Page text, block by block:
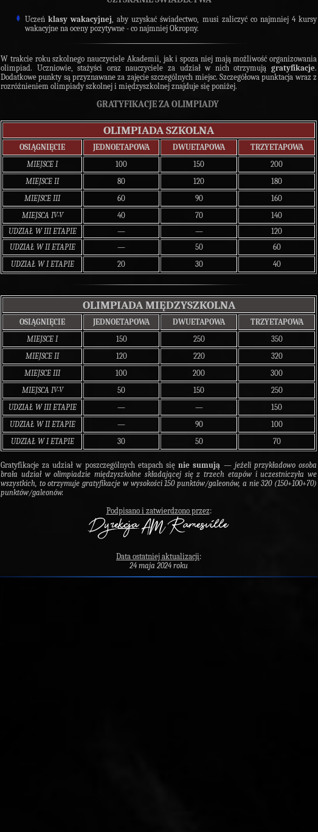
Uczeńklasy wakacyjnej , aby uzyskać świadectwo, musi zaliczyć co najmniej 4 kursy
wakacyjne na oceny pozytywne - co najmniej Okropny.
W trakcie roku szkolnego nauczyciele Akademii, jak i spoza niej mają możliwość organizowania
olimpiad. Uczniowie, stażyści oraz nauczyciele za udział w nich otrzymują gratyfikacje.
Dodatkowe punkty są przyznawane za zajęcie szczególnych miejsc. Szczegółowa punktacja wraz z
rozróżnieniem olimpiady szkolnej i międzyszkolnej znajduje się poniżej.
GRATYFIKACJE ZA OLIMPIADY
OLIMPIADA SZKOLNA
OSIĄGNIĘCIE JEDNOETAPOWA DWUETAPOWA
TRZYETAPOWA
MIEJSCE I
100 150
200
MIEJSCE II
80 120
180
MIEJSCE III
60 90
160
MIEJSCA IV-V
40 70
140
UDZIAŁ W III ETAPIE
— —
120
UDZIAŁ W II ETAPIE
— 50
60
UDZIAŁ W I ETAPIE
20 30 40
OLIMPIADA MIĘDZYSZKOLNA
OSIĄGNIĘCIE JEDNOETAPOWA DWUETAPOWA
TRZYETAPOWA
MIEJSCE I
150 250
350
MIEJSCE II
120 220
320
MIEJSCE III
100 200
300
MIEJSCA IV-V
50 150
250
UDZIAŁ W III ETAPIE
— —
150
UDZIAŁ W II ETAPIE
— 90
100
UDZIAŁ W I ETAPIE
30 50 70
Gratyfikacje za udział w poszczególnych etapach sięnie sumują — jeżeli przykładowo osoba
brała udział w olimpiadzie międzyszkolne składającej się z trzech etapów i uczestniczyła we
wszystkich, to otrzymuje gratyfikacje w wysokości 150 punktów/galeonów, a nie 320 (150+100+70)
punktów/galeonów.
Podpisano i zatwierdzono przez:
Data ostatniej aktualizacji:
24 maja 2024 roku